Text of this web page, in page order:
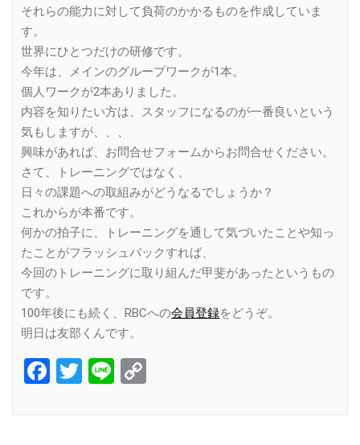
それらの能力に対して負荷のかかるものを作成していま
す。
世界にひとつだけの研修です。
今年は、メインのグループワークが1本。
個人ワークが2本ありました。
内容を知りたい方は、スタッフになるのが一番良いという
気もしますが、、、
興味があれば、お問合せフォームからお問合せください。
さて、トレーニングではなく、
日々の課題への取組みがどうなるでしょうか？
これからが本番です。
何かの拍子に、トレーニングを通して気づいたことや知っ
たことがフラッシュバックすれば、
今回のトレーニングに取り組んだ甲斐があったというもの
です。
100年後にも続く、RBCへの会員登録をどうぞ。
明日は友部くんです。
Facebook
Twitter
Line